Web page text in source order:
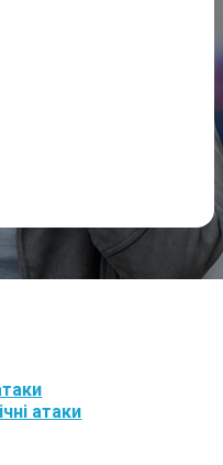
атаки